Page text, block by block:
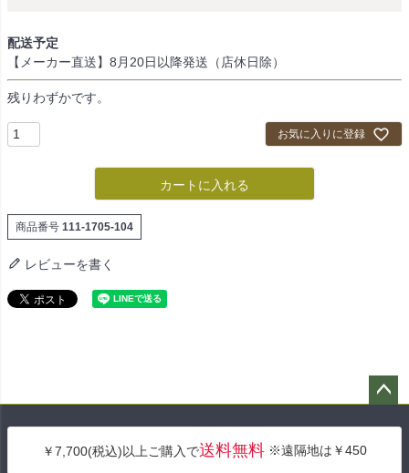
配送予定
【メーカー直送】8月20日以降発送（店休日除）
残りわずかです。
お気に入りに登録
カートに入れる
商品番号 111-1705-104
レビューを書く
￥7,700(税込)以上ご購入で送料無料 ※遠隔地は￥450